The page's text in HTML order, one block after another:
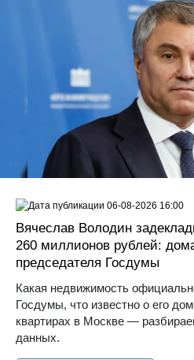
Вячеслав Володин
260 миллионов рублей:
председателя Госдумы
Какая недвижимость
Госдумы, что известно о его
квартирах в Москве —
данных.
06-08-2026 16:00